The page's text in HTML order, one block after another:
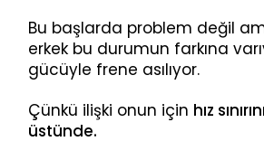
Bu başlarda problem değil
erkek bu durumun farkına
gücüyle frene asılıyor.
Çünkü ilişki onun için hız
üstünde.